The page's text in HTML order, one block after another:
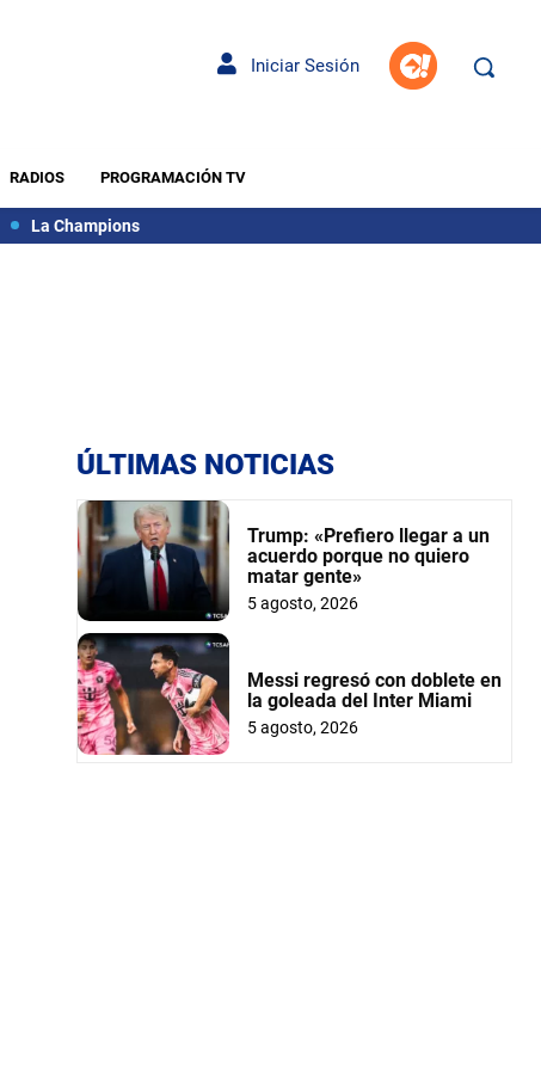
Iniciar Sesión
RADIOS PROGRAMACIÓN TV
La Champions
ÚLTIMAS NOTICIAS
Trump: «Prefiero llegar a un
acuerdo porque no quiero
matar gente»
5 agosto, 2026
Messi regresó con doblete en
la goleada del Inter Miami
5 agosto, 2026